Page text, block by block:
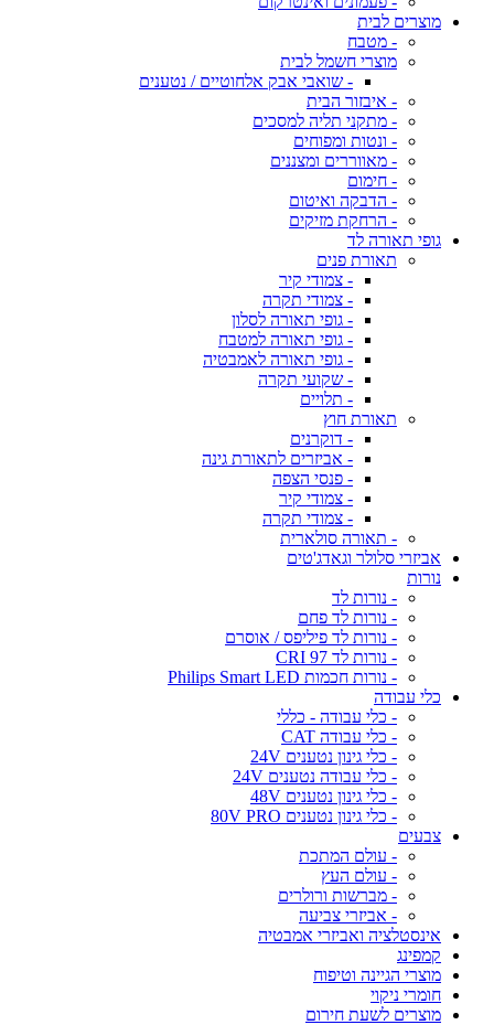
מוצרים לבית
- מטבח
מוצרי חשמל לבית
- שואבי אבק אלחוטיים / נטענים
- איבזור הבית
- מתקני תליה למסכים
- ונטות ומפוחים
- מאווררים ומצננים
- חימום
- הדבקה ואיטום
- הרחקת מזיקים
גופי תאורה לד
תאורת פנים
- צמודי קיר
- צמודי תקרה
- גופי תאורה לסלון
- גופי תאורה למטבח
- גופי תאורה לאמבטיה
- שקועי תקרה
- תלויים
תאורת חוץ
- דוקרנים
- אביזרים לתאורת גינה
- פנסי הצפה
- צמודי קיר
- צמודי תקרה
- תאורה סולארית
אביזרי סלולר וגאדג'טים
נורות
- נורות לד
- נורות לד פחם
- נורות לד פיליפס / אוסרם
- נורות לד CRI 97
- נורות חכמות Philips Smart LED
כלי עבודה
- כלי עבודה - כללי
- כלי עבודה CAT
- כלי גינון נטענים 24V
- כלי עבודה נטענים 24V
- כלי גינון נטענים 48V
- כלי גינון נטענים 80V PRO
צבעים
- עולם המתכת
- עולם העץ
- מברשות ורולרים
- אביזרי צביעה
אינסטלציה ואביזרי אמבטיה
קמפינג
מוצרי הגיינה וטיפוח
חומרי ניקוי
מוצרים לשעת חירום